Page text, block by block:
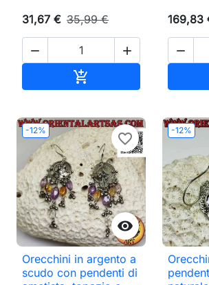
31,67 € 35,99 €
 

169,83

-12%

favorite_border
Orecchini in argento a
scudo con pendenti di
-12%